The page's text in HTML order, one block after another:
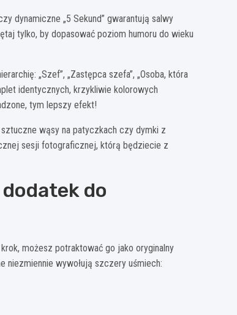
dynamiczne „5 Sekund” gwarantują salwy
tylko, by dopasować poziom humoru do wieku
„Szef”, „Zastępca szefa”, „Osoba, która
identycznych, krzykliwie kolorowych
tym lepszy efekt!
wąsy na patyczkach czy dymki z
sesji fotograficznej, którą będziecie z
do
możesz potraktować go jako oryginalny
niezmiennie wywołują szczery uśmiech: